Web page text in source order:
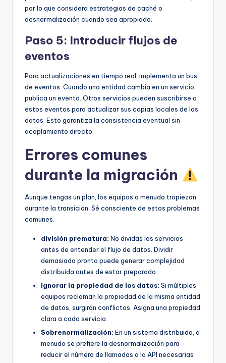
por lo que considera estrategias de caché o
desnormalización cuando sea apropiado.
Paso 5: Introducir flujos de
eventos
Para actualizaciones en tiempo real, implementa un bus
de eventos. Cuando una entidad cambia en un servicio,
publica un evento. Otros servicios pueden suscribirse a
estos eventos para actualizar sus copias locales de los
datos. Esto garantiza la consistencia eventual sin
acoplamiento directo.
Errores comunes
durante la migración
Aunque tengas un plan, los equipos a menudo tropiezan
durante la transición. Sé consciente de estos problemas
comunes.
división prematura: No dividas los servicios
antes de entender el flujo de datos. Dividir
demasiado pronto puede generar complejidad
distribuida antes de estar preparado.
Ignorar la propiedad de los datos: Si múltiples
equipos reclaman la propiedad de la misma entidad
de datos, surgirán conflictos. Asigna una propiedad
clara a cada servicio.
Sobrenormalización: En un sistema distribuido, a
menudo se prefiere la desnormalización para
reducir el número de llamadas a la API necesarias